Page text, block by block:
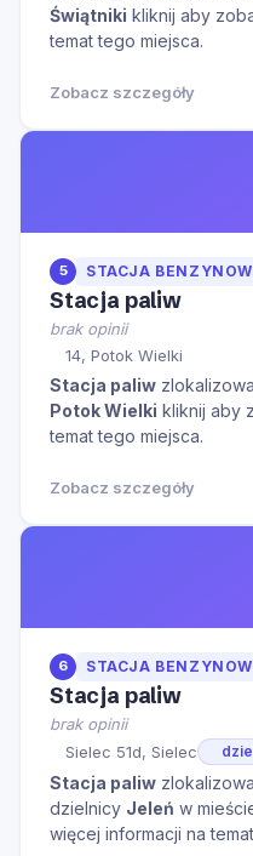
Świątniki kliknij aby
temat tego miejsca.
Zobacz szczegóły
5 STACJA
Stacja paliw
brak opinii
14, Potok Wielki
Stacja paliw
Potok Wielki kliknij aby
temat tego miejsca.
Zobacz szczegóły
6 STACJA
Stacja paliw
brak opinii
Sielec 51d, Sielec
Stacja paliw
dzielnicy Jeleń w
więcej informacji na